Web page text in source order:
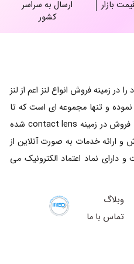
بازار
ارسال به سراسر
کشور
از سال 1392 کار خود را در زمینه فروش انواع لنز اعم از لنز
و تنها مجموعه ای است که تا
کنون موفق به دریافت مجوز رسمی فروش در زمینه contact lens شده
به فروش و ارائه خدمات به صورت آنلاین از
نماد اعتماد الکترونیک می
وبلاگ
تماس با ما